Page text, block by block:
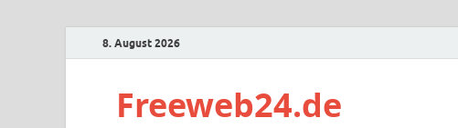
8. August 2026
Freeweb24.de